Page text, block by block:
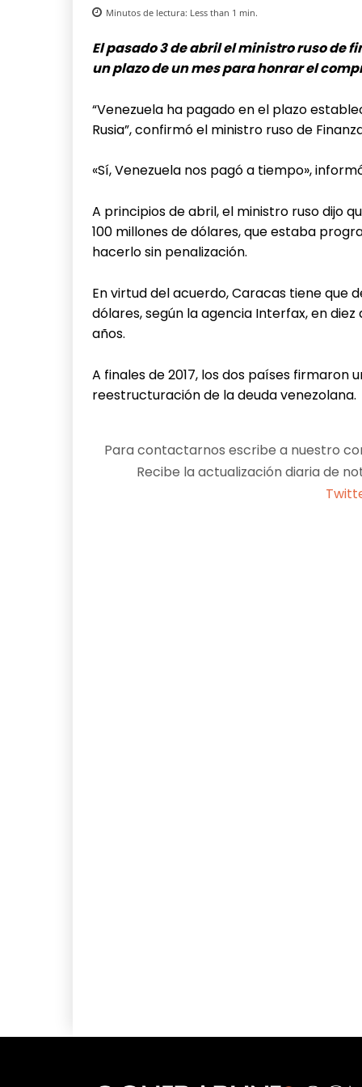
Minutos de lectura: Less than 1 min.
El pasado 3 de abril el ministro ruso de
un plazo de un mes para honrar el
“Venezuela ha pagado en el plazo
Rusia”, confirmó el ministro ruso de
«Sí, Venezuela nos pagó a tiempo»,
A principios de abril, el ministro ruso dijo
100 millones de dólares, que estaba
hacerlo sin penalización.
En virtud del acuerdo, Caracas tiene que
dólares, según la agencia Interfax, en
años.
A finales de 2017, los dos países
reestructuración de la deuda venezolana.
Para contactarnos escribe a nuestro
Recibe la actualización diaria de